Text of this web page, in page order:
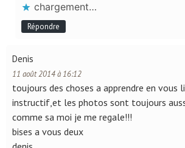
chargement…
Répondre
Denis
11 août 2014 à 16:12
toujours des choses a apprendre en vous
instructif,et les photos sont toujours
comme sa moi je me regale!!!
bises a vous deux